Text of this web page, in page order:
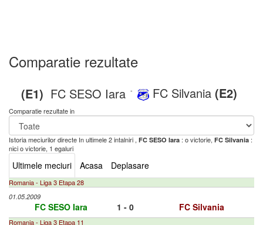
Comparatie rezultate
(E1) FC SESO Iara - FC Silvania (E2)
Comparatie rezultate in
Istoria meciurilor directe In ultimele 2 intalniri , FC SESO Iara : o victorie, FC Silvania :
nici o victorie, 1 egaluri
Ultimele meciuri Acasa Deplasare
Romania - Liga 3 Etapa 28
01.05.2009
FC SESO Iara 1 - 0 FC Silvania
Romania - Liga 3 Etapa 11